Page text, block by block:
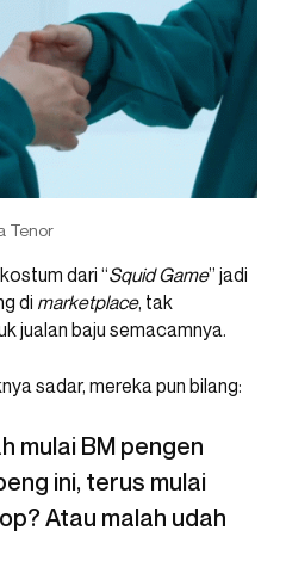
Tenor
dari “Squid Game” jadi
di marketplace, tak
jualan baju semacamnya.
sadar, mereka pun bilang:
mulai BM pengen
ini, terus mulai
Atau malah udah